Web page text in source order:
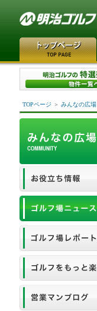
TOPページ ＞ みんなの広場